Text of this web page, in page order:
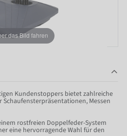
das Bild fahren
Kundenstoppers bietet zahlreiche
Messen
rostfreien Doppelfeder-System
eine hervorragende Wahl für den